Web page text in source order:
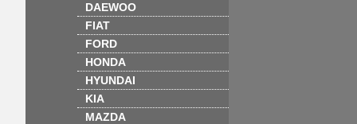
DAEWOO
FIAT
FORD
HONDA
HYUNDAI
KIA
MAZDA